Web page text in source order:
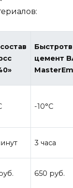
цемент
-10°C
3 часа
650 руб.